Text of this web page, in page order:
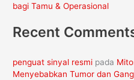
bagi Tamu & Operasional
Recent
penguat sinyal resmi pada
Menyebabkan Tumor dan